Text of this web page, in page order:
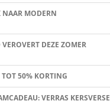
MODERN
DEZE ZOMER
50% KORTING
VERRAS KERSVERSE